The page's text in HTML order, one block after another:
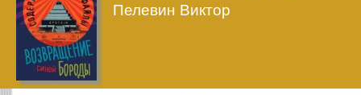
Пелевин Виктор